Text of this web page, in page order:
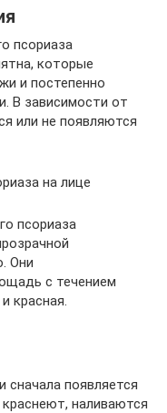
псориаза
которые
и постепенно
В зависимости от
или не появляются
на лице
псориаза
Они
с течением
красная.
сначала появляется
наливаются